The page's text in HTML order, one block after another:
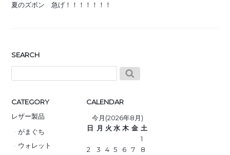
夏のズボン 急げ！！！！！！！
SEARCH
CATEGORY
レザー製品
がまぐち
ウォレット
CALENDAR
今月(2026年8月)
日 月 火 水 木 金 土
1
2
3 4 5 6 7
8